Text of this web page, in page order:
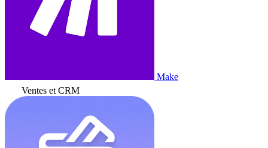
Make
Ventes et CRM